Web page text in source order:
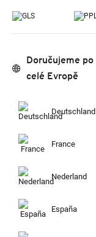
Doručujeme po
celé Evropě
Deutschland
France
Nederland
España